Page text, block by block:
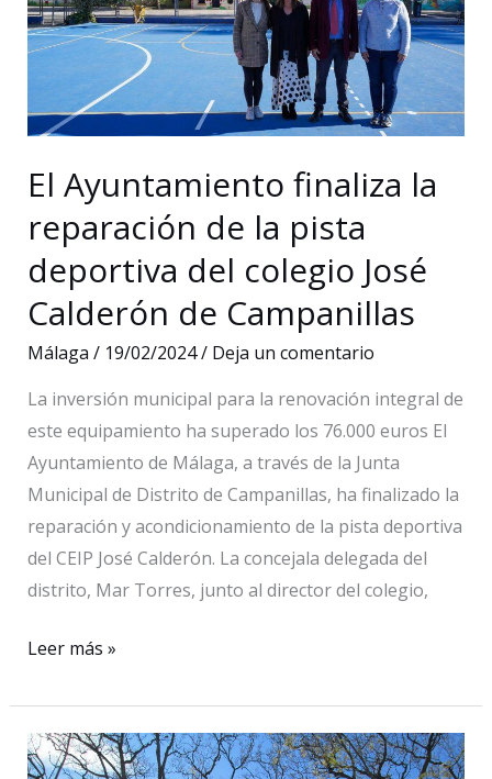
maratón
‘Memorial
Rafael
Fuentes’
El Ayuntamiento finaliza la
reparación de la pista
deportiva del colegio José
Calderón de Campanillas
Málaga / 19/02/2024/ Deja un comentario
La inversión municipal para la renovación integral de
este equipamiento ha superado los 76.000 euros El
Ayuntamiento de Málaga, a través de la Junta
Municipal de Distrito de Campanillas, ha finalizado la
reparación y acondicionamiento de la pista deportiva
del CEIP José Calderón. La concejala delegada del
distrito, Mar Torres, junto al director del colegio,
El
finaliza
la
Leer más »